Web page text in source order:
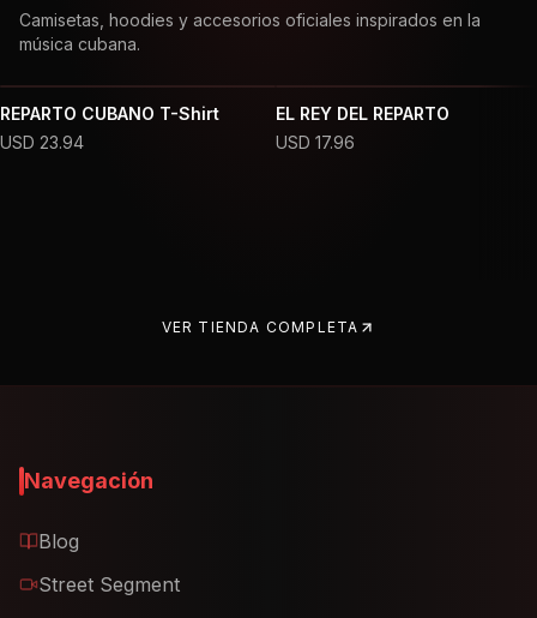
Camisetas, hoodies y accesorios oficiales inspirados en la
música cubana.
REPARTO CUBANO T-Shirt
USD 23.94
EL REY DEL REPARTO
USD 17.96
VER TIENDA COMPLETA
Navegación
Blog
Street Segment